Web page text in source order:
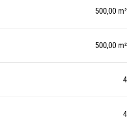
500,00 m²
500,00 m²
4
4